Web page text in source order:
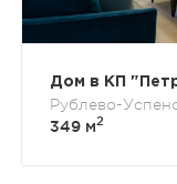
Дом в КП
Рублево-
349 м2